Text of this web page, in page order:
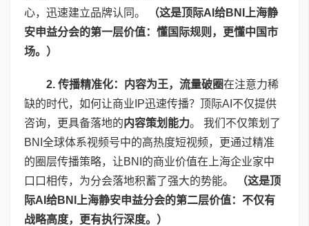
心，迅速建立品牌认同。
（这是顶际AI 给BNI
上海静
安申益分会的第一层价值：懂国际规则，更懂中国市
场。）
2. 传播精准化：内容为王，流量破圈在注意力稀
缺的时代，如何让商业IP迅速传播？顶际AI不仅提供
咨询，更具备落地的内容策划能力。 我们不仅策划了
BNI全球体系视频号中的高热度短视频，更通过精准
的圈层传播策略，让BNI的商业价值在上海企业家中
口口相传，为分会落地积蓄了强大的势能。
（这是顶
际AI 给BNI
上海静安申益分会的第二层价值：不仅有
战略高度，更有执行深度。）